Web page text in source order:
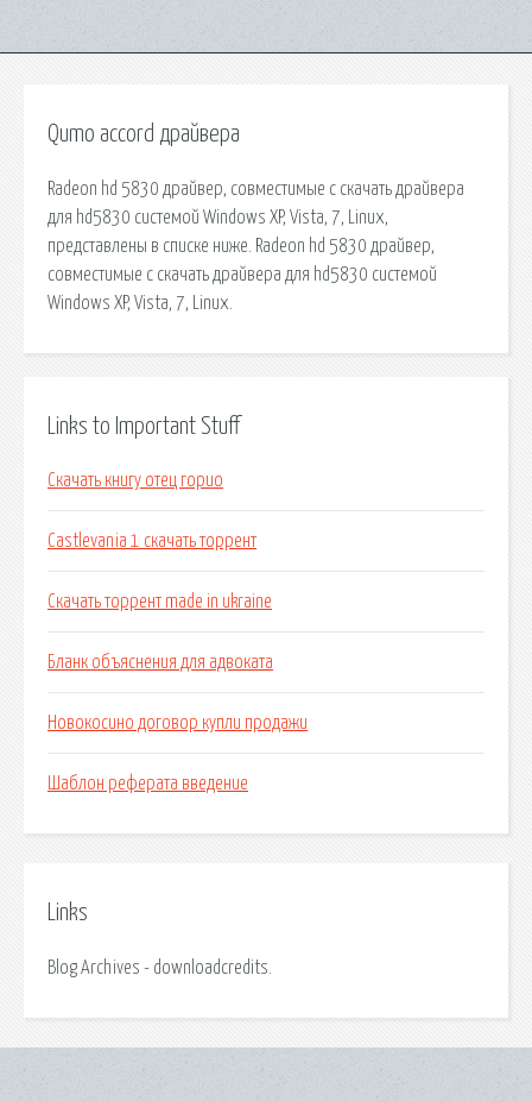
Qumo accord драйвера
Radeon hd 5830 драйвер, совместимые с скачать драйвера
для hd5830 системой Windows XP, Vista, 7, Linux,
представлены в списке ниже. Radeon hd 5830 драйвер,
совместимые с скачать драйвера для hd5830 системой
Windows XP, Vista, 7, Linux.
Links to Important Stuff
Скачать книгу отец горио
Castlevania 1 скачать торрент
Скачать торрент made in ukraine
Бланк объяснения для адвоката
Новокосино договор купли продажи
Шаблон реферата введение
Links
Blog Archives - downloadcredits.